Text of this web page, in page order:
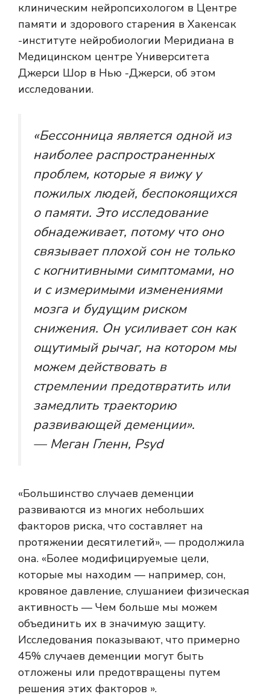
клиническим нейропсихологом в Центре
памяти и здорового старения в Хакенсак
-институте нейробиологии Меридиана в
Медицинском центре Университета
Джерси Шор в Нью -Джерси, об этом
исследовании.
«Бессонница является одной из
наиболее распространенных
проблем, которые я вижу у
пожилых людей, беспокоящихся
о памяти. Это исследование
обнадеживает, потому что оно
связывает плохой сон не только
с когнитивными симптомами, но
и с измеримыми изменениями
мозга и будущим риском
снижения. Он усиливает сон как
ощутимый рычаг, на котором мы
можем действовать в
стремлении предотвратить или
замедлить траекторию
развивающей деменции».
— Меган Гленн, Psyd
«Большинство случаев деменции
развиваются из многих небольших
факторов риска, что составляет на
протяжении десятилетий», — продолжила
она. «Более модифицируемые цели,
которые мы находим — например, сон,
кровяное давление, слушаниеи физическая
активность — Чем больше мы можем
объединить их в значимую защиту.
Исследования показывают, что примерно
45% случаев деменции могут быть
отложены или предотвращены путем
решения этих факторов ».